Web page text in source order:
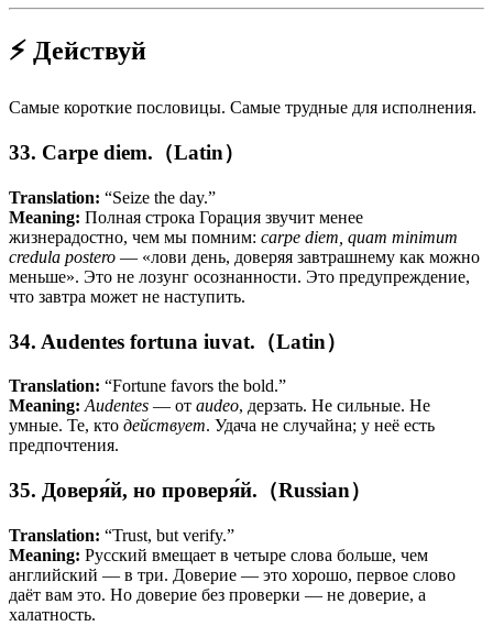
⚡ Действуй
Самые короткие пословицы. Самые трудные для исполнения.
33. Carpe diem.（Latin）
Translation: “Seize the day.”
Meaning: Полная строка Горация звучит менее
жизнерадостно, чем мы помним: carpe diem, quam minimum
credula postero — «лови день, доверяя завтрашнему как можно
меньше». Это не лозунг осознанности. Это предупреждение,
что завтра может не наступить.
34. Audentes fortuna iuvat.（Latin）
Translation: “Fortune favors the bold.”
Meaning: Audentes — от audeo, дерзать. Не сильные. Не
умные. Те, кто действует. Удача не случайна; у неё есть
предпочтения.
35. Доверя́й, но проверя́й.（Russian）
Translation: “Trust, but verify.”
Meaning: Русский вмещает в четыре слова больше, чем
английский — в три. Доверие — это хорошо, первое слово
даёт вам это. Но доверие без проверки — не доверие, а
халатность.